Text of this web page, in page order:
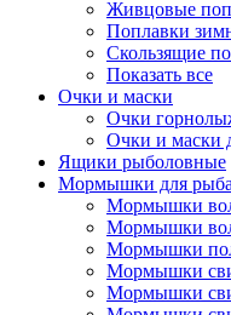
Живцовые
Поплавки
Скользящие
Показать все
Очки и маски
Очки
Очки и маски
Ящики рыболовные
Мормышки для
Мормышки
Мормышки
Мормышки
Мормышки
Мормышки